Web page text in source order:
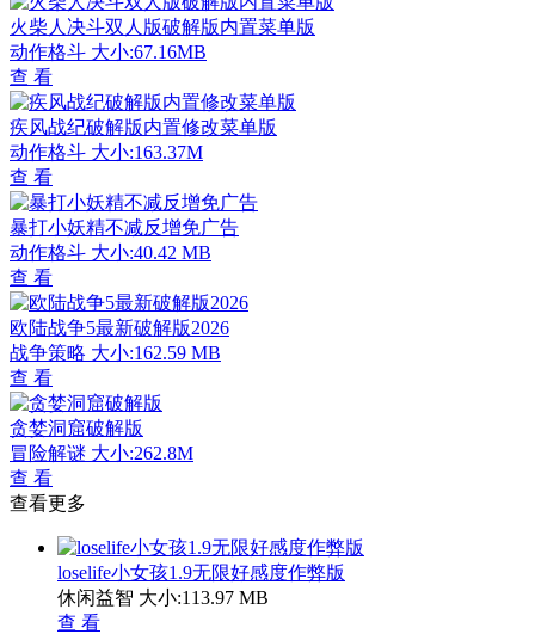
火柴人决斗双人版破解版内置菜单版
动作格斗 大小:67.16MB
查 看
疾风战纪破解版内置修改菜单版
动作格斗 大小:163.37M
查 看
暴打小妖精不减反增免广告
动作格斗 大小:40.42 MB
查 看
欧陆战争5最新破解版2026
战争策略 大小:162.59 MB
查 看
贪婪洞窟破解版
冒险解谜 大小:262.8M
查 看
查看更多
loselife小女孩1.9无限好感度作弊版
休闲益智 大小:113.97 MB
查 看